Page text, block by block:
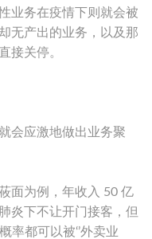
业务在疫情下则就会被
无产出的业务，以及那
接关停。
会应激地做出业务聚
面为例，年收入 50 亿
炎下不让开门接客，但
率都可以被‘’外卖业